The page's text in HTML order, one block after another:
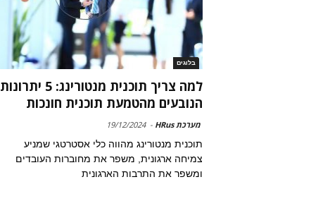
בלוגים
למה צריך תוכנית מנטורינג: 5 יתרונות
הנובעים מהטמעת תוכנית חונכות
מערכת HRus -
19/12/2024
תוכנית מנטורינג מהווה כלי אסטרטגי שמניע
צמיחה ארגונית, משפר את מחוברות העובדים
ומשפר את התרבות הארגונית